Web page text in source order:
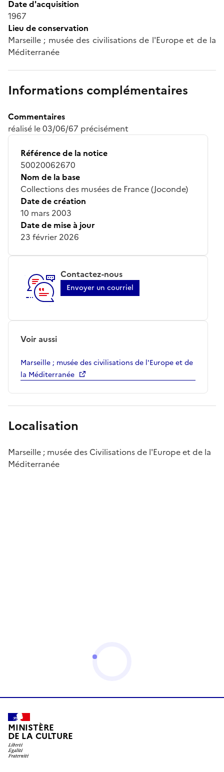
Date d'acquisition
1967
Lieu de conservation
Marseille ; musée des civilisations de l'Europe et de la
Méditerranée
Informations complémentaires
Commentaires
réalisé le 03/06/67 précisément
Référence de la notice
50020062670
Nom de la base
Collections des musées de France (Joconde)
Date de création
10 mars 2003
Date de mise à jour
23 février 2026
Contactez-nous
Envoyer un courriel
Voir aussi
Marseille ; musée des civilisations de l'Europe et de
la Méditerranée
Localisation
Marseille ; musée des Civilisations de l'Europe et de la
Méditerranée
MINISTÈRE
DE LA CULTURE